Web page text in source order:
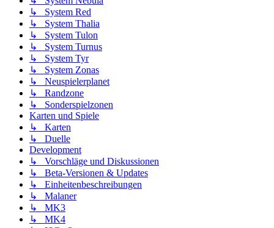
↳ System Red
↳ System Thalia
↳ System Tulon
↳ System Turnus
↳ System Tyr
↳ System Zonas
↳ Neuspielerplanet
↳ Randzone
↳ Sonderspielzonen
Karten und Spiele
↳ Karten
↳ Duelle
Development
↳ Vorschläge und Diskussionen
↳ Beta-Versionen & Updates
↳ Einheitenbeschreibungen
↳ Malaner
↳ MK3
↳ MK4